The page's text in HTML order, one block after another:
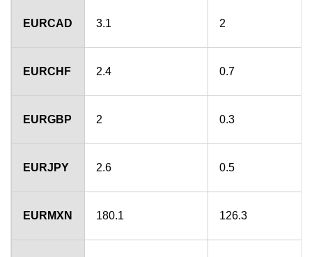
EURCAD 3.1 2
EURCHF 2.4 0.7
EURGBP 2 0.3
EURJPY 2.6 0.5
EURMXN 180.1 126.3